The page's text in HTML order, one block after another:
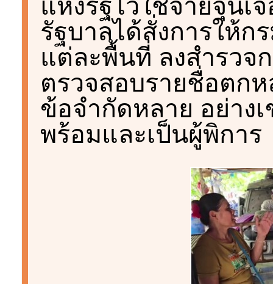
แห่งรัฐไว้ใช้จ่ายจุนเ
รัฐบาลได้สั่งการให้ก
แต่ละพื้นที่ ลงสำรวจก
ตรวจสอบรายชื่อตก
ข้อจำกัดหลาย อย่าง
พร้อมและเป็นผู้พิการ